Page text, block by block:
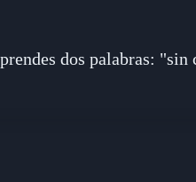
dos palabras: